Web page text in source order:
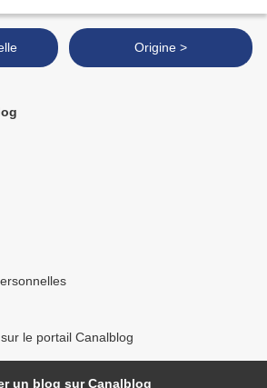
Origine >
le portail Canalblog
un blog sur Canalblog